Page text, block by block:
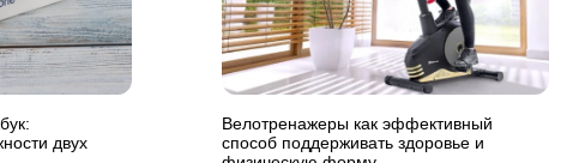
двух
Велотренажеры как эффективный
способ поддерживать здоровье и